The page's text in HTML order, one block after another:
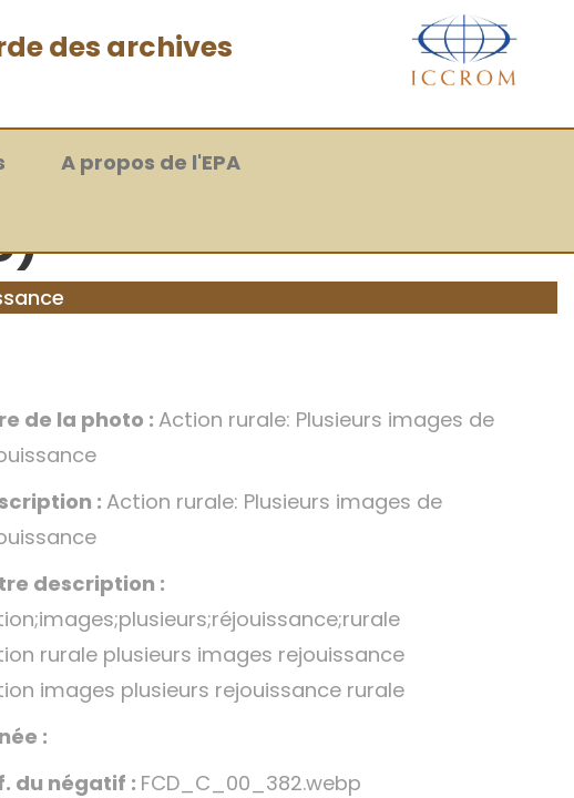
des archives
A propos de l'EPA
de la photo : Action rurale: Plusieurs images de
: Action rurale: Plusieurs images de
description :
rurale plusieurs images rejouissance
images plusieurs rejouissance rurale
:
du négatif : FCD_C_00_382.webp